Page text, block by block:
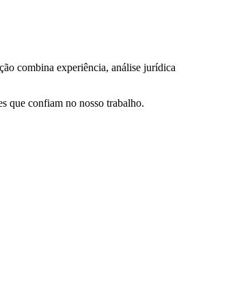
combina experiência, análise jurídica
que confiam no nosso trabalho.